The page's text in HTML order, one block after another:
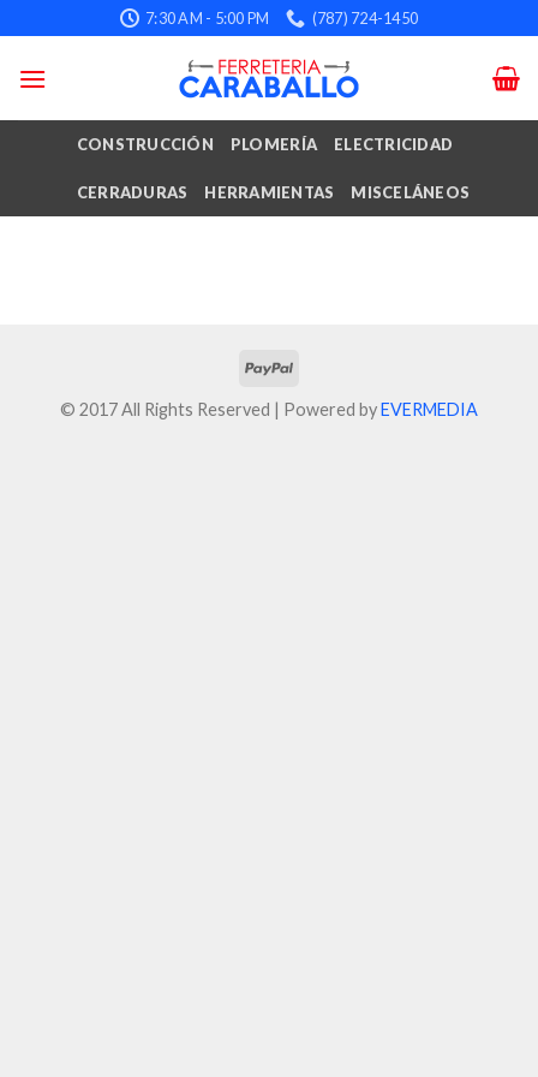
to
content
7:30 AM - 5:00 PM (787) 724-1450
CONSTRUCCIÓN PLOMERÍA ELECTRICIDAD
CERRADURAS HERRAMIENTAS MISCELÁNEOS
© 2017 All Rights Reserved | Powered byEVERMEDIA